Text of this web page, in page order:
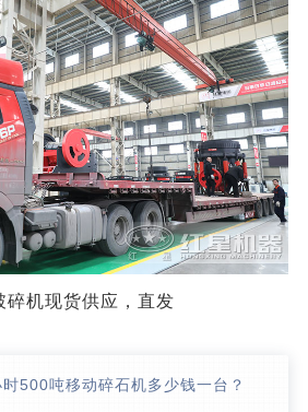
碎机现货供应，直发
500吨移动碎石机多少钱一台？